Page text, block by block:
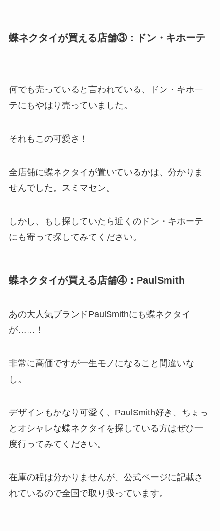
蝶ネクタイが買える店舗③：ドン・キホーテ
何でも売っていると言われている、ドン・キホー
テにもやはり売っていました。
それもこの可愛さ！
全店舗に蝶ネクタイが置いているかは、分かりま
せんでした。スミマセン。
しかし、もし探していたら近くのドン・キホーテ
にも寄って探してみてください。
蝶ネクタイが買える店舗④：PaulSmith
あの大人気ブランドPaulSmithにも蝶ネクタイ
が……！
非常に高価ですが一生モノになること間違いな
し。
デザインもかなり可愛く、PaulSmith好き、ちょっ
とオシャレな蝶ネクタイを探している方はぜひ一
度行ってみてください。
在庫の程は分かりませんが、公式ページに記載さ
れているので全国で取り扱っています。